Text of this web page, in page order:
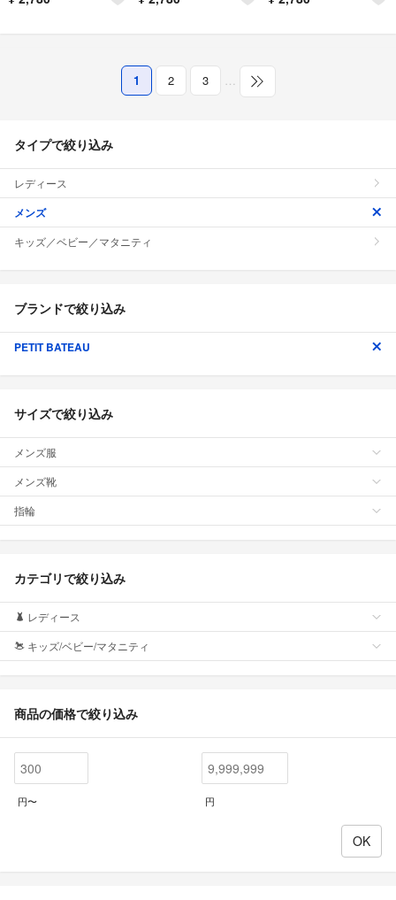
1 2 3 …
タイプで絞り込み
レディース
メンズ
キッズ／ベビー／マタニティ
ブランドで絞り込み
PETIT BATEAU
サイズで絞り込み
メンズ服
メンズ靴
指輪
カテゴリで絞り込み
レディース
キッズ/ベビー/マタニティ
商品の価格で絞り込み
円〜 円